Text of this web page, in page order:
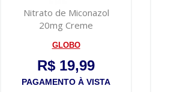
Nitrato de Miconazol
20mg Creme
GLOBO
R$ 19,99
PAGAMENTO À VISTA